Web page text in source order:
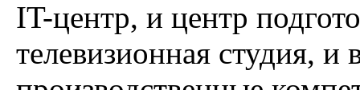
IT-центр, и центр
телевизионная студия, и